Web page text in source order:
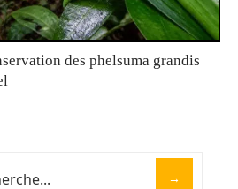
des phelsuma grandis